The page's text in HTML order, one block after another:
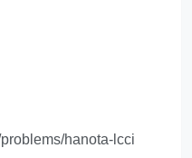
hanota-lcci